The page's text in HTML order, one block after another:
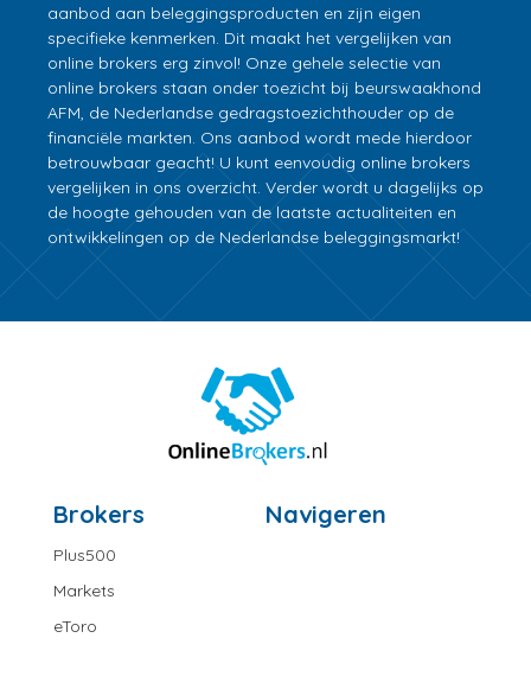
aanbod aan beleggingsproducten en zijn eigen
specifieke kenmerken. Dit maakt het vergelijken van
online brokers erg zinvol! Onze gehele selectie van
online brokers staan onder toezicht bij beurswaakhond
AFM, de Nederlandse gedragstoezichthouder op de
financiële markten. Ons aanbod wordt mede hierdoor
betrouwbaar geacht! U kunt eenvoudig online brokers
vergelijken in ons overzicht. Verder wordt u dagelijks op
de hoogte gehouden van de laatste actualiteiten en
ontwikkelingen op de Nederlandse beleggingsmarkt!
Brokers
Plus500
Markets
eToro
Navigeren